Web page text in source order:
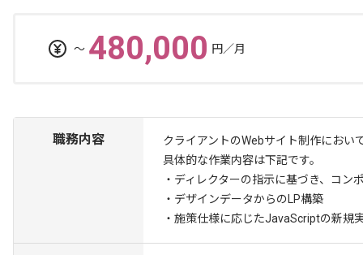
〜 480,000 円／月
職務内容
クライアントのWebサイト制作におい
具体的な作業内容は下記です。
・ディレクターの指示に基づき、コ
・デザインデータからのLP構築
・施策仕様に応じたJavaScriptの新規